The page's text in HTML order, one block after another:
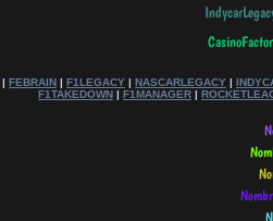
| FEBRAIN | F1LEGACY | NASCARLEGACY |
F1TAKEDOWN | F1MANAGER |